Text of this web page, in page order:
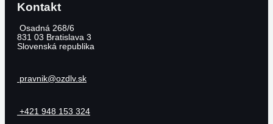
Kontakt
Osadná 268/6
831 03 Bratislava 3
Slovenská republika
pravnik@ozdlv.sk
+421 948 153 324